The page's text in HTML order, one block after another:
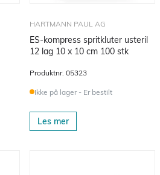
HARTMANN PAUL AG
ES-kompress spritkluter usteril
12 lag 10 x 10 cm 100 stk
Produktnr. 05323
Ikke på lager - Er bestilt
Les mer